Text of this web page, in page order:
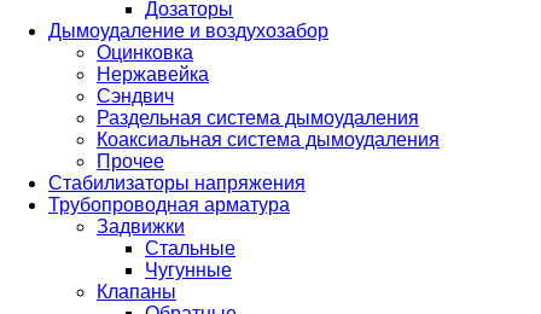
Дозаторы
Дымоудаление и воздухозабор
Оцинковка
Нержавейка
Сэндвич
Раздельная система дымоудаления
Коаксиальная система дымоудаления
Прочее
Стабилизаторы напряжения
Трубопроводная арматура
Задвижки
Стальные
Чугунные
Клапаны